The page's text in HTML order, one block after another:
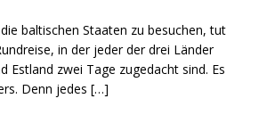
baltischen Staaten zu besuchen, tut
in der jeder der drei Länder
Estland zwei Tage zugedacht sind. Es
Denn jedes […]